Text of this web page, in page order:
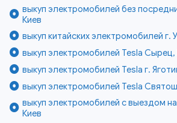
выкуп электромобилей без
Киев
выкуп китайских электромобилей г.
выкуп электромобилей Tesla Сырец,
выкуп электромобилей Tesla г.
выкуп электромобилей Tesla
выкуп электромобилей с выездом
Киев